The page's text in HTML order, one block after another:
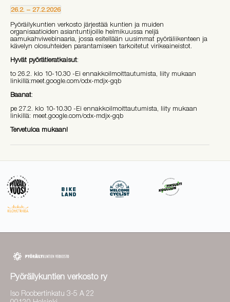
26.2. – 27.2.2026
Pyöräilykuntien verkosto järjestää kuntien ja muiden
organisaatioiden asiantuntijoille helmikuussa neljä
aamukahviwebinaaria, jossa esitellään uusimmat pyöräliikenteen ja
kävelyn olosuhteiden parantamiseen tarkoitetut virikeaineistot.
Hyvät pyörätieratkaisut:
to 26.2. klo 10-10.30 -Ei ennakkoilmoittautumista, liity mukaan
linkillä:meet.google.com/odx-mdjx-gqb
Baanat:
pe 27.2. klo 10-10.30 -Ei ennakkoilmoittautumista, liity mukaan
linkillä: meet.google.com/odx-mdjx-gqb
Tervetuloa mukaan!
Pyöräilykuntien verkosto ry
Iso Roobertinkatu 3-5 A 22